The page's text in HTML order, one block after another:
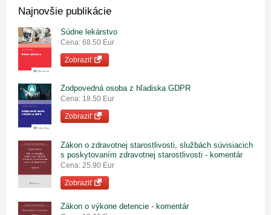
Najnovšie publikácie
Súdne lekárstvo
Cena: 68.50 Eur
Zobraziť
Zodpovedná osoba z hľadiska GDPR
Cena: 18.50 Eur
Zobraziť
Zákon o zdravotnej starostlivosti, službách súvisiacich
s poskytovaním zdravotnej starostlivosti - komentár
Cena: 25.90 Eur
Zobraziť
Zákon o výkone detencie - komentár